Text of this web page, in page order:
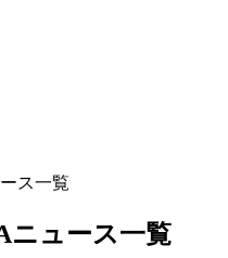
ス一覧
ニュース一覧